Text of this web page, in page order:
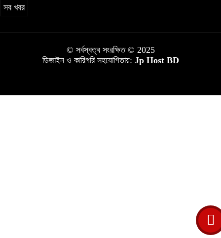
সব খবর
© সর্বস্বত্ব সংরক্ষিত © 2025
ডিজাইন ও কারিগরি সহযোগিতায়: Jp Host BD